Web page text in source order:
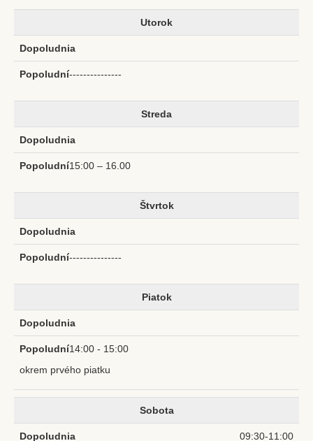
Utorok
---------------
Streda
15:00 – 16.00
Štvrtok
---------------
Piatok
14:00 - 15:00
okrem prvého piatku
Sobota
09:30-11:00